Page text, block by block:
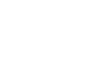
channel
ہمارے ٹمبلر